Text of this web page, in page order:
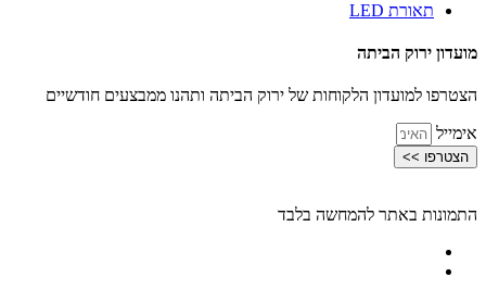
תאורת LED
מועדון ירוק הביתה
הצטרפו למועדון הלקוחות של ירוק הביתה ותהנו ממבצעים חודשיים
אימייל
הצטרפו >>
התמונות באתר להמחשה בלבד